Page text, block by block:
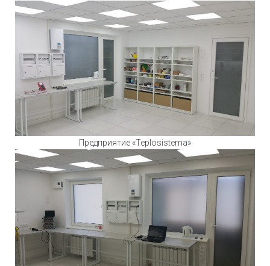
Предприятие «Teplosistema»